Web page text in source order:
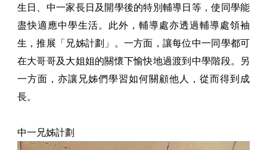
生日、中一家長日及開學後的特別輔導日等，使同學能
盡快適應中學生活。此外，輔導處亦透過輔導處領袖
生，推展「兄姊計劃」。一方面，讓每位中一同學都可
在大哥哥及大姐姐的關懷下愉快地過渡到中學階段。另
一方面，亦讓兄姊們學習如何關顧他人，從而得到成
長。
中一兄姊計劃